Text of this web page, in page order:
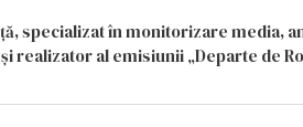
specializat în monitorizare media,
realizator al emisiunii „Departe de